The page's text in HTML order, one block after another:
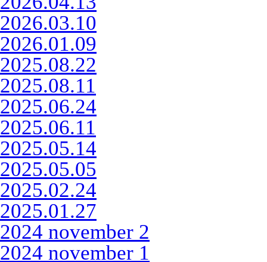
2026.03.10
2026.01.09
2025.08.22
2025.08.11
2025.06.24
2025.06.11
2025.05.14
2025.05.05
2025.02.24
2025.01.27
2024 november 2
2024 november 1